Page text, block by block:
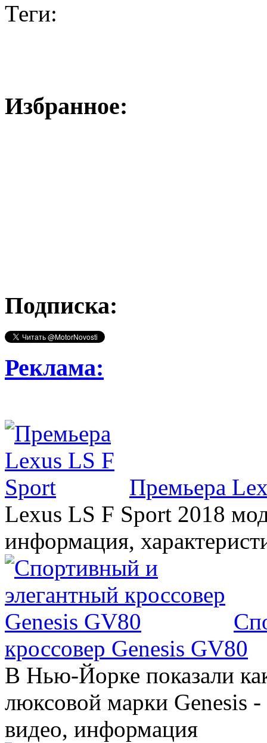
Теги:
Избранное:
Подписка:
Реклама:
Премьера
Lexus LS F Sport 2018
информация,
кроссовер Genesis GV80
В Нью-Йорке показали
люксовой марки Genesis
видео, информация